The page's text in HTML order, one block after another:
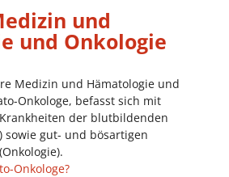
und
und Onkologie
Medizin und Hämatologie und
Onkologe, befasst sich mit
der blutbildenden
sowie gut- und bösartigen
Onkologe?